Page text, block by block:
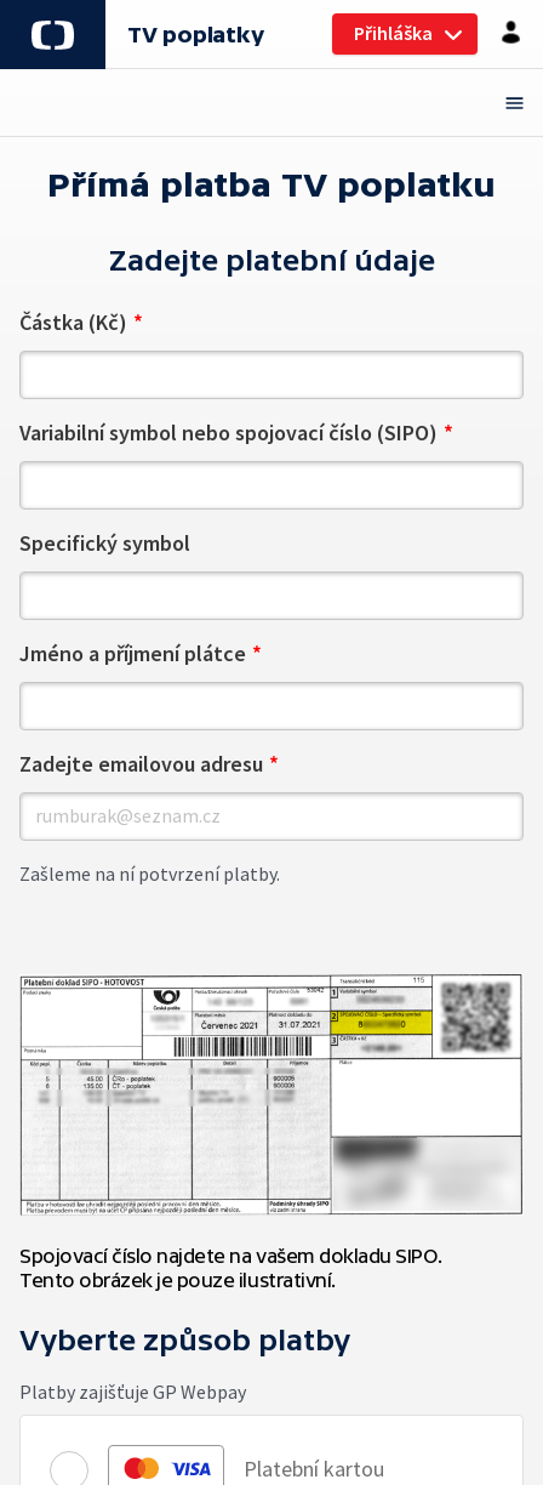
TV poplatky Přihláška
Přímá platba TV poplatku
Zadejte platební údaje
Částka (Kč)
Variabilní symbol nebo spojovací číslo (SIPO)
Specifický symbol
Jméno a příjmení plátce
Zadejte emailovou adresu
Zašleme na ní potvrzení platby.
Spojovací číslo najdete na vašem dokladu SIPO.
Tento obrázek je pouze ilustrativní.
Vyberte způsob platby
Platby zajišťuje GP Webpay
Platební kartou